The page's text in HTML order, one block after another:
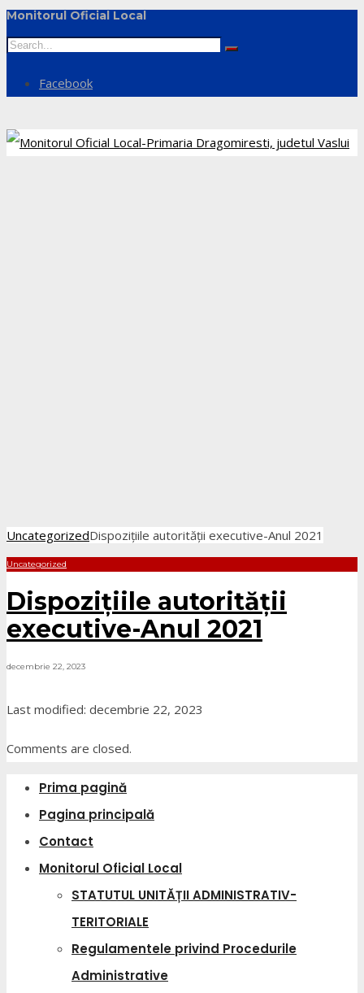
Monitorul Oficial Local
Facebook
UncategorizedDispozițiile autorității executive-Anul 2021
Uncategorized
Dispozițiile autorității
executive-Anul 2021
decembrie 22, 2023
Last modified: decembrie 22, 2023
Comments are closed.
Prima pagină
Pagina principală
Contact
Monitorul Oficial Local
STATUTUL UNITĂȚII ADMINISTRATIV-
TERITORIALE
Regulamentele privind Procedurile
Administrative